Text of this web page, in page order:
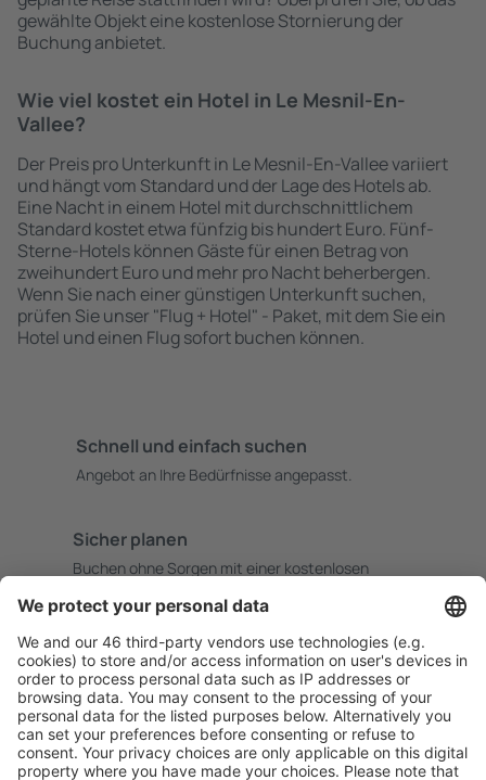
gewählte Objekt eine kostenlose Stornierung der
Buchung anbietet.
Wie viel kostet ein Hotel in Le Mesnil-En-
Vallee?
Der Preis pro Unterkunft in Le Mesnil-En-Vallee variiert
und hängt vom Standard und der Lage des Hotels ab.
Eine Nacht in einem Hotel mit durchschnittlichem
Standard kostet etwa fünfzig bis hundert Euro. Fünf-
Sterne-Hotels können Gäste für einen Betrag von
zweihundert Euro und mehr pro Nacht beherbergen.
Wenn Sie nach einer günstigen Unterkunft suchen,
prüfen Sie unser "Flug + Hotel" - Paket, mit dem Sie ein
Hotel und einen Flug sofort buchen können.
Schnell und einfach suchen
Angebot an Ihre Bedürfnisse angepasst.
Sicher planen
Buchen ohne Sorgen mit einer kostenlosen
Mehr sparen
Attraktive Preise und Spezialangebote für eingeloggte
Benutzer.
Unterkünfte, die Sie mögen
Wählen Sie aus über 1,3 Millionen Unterkünften: Hotels,